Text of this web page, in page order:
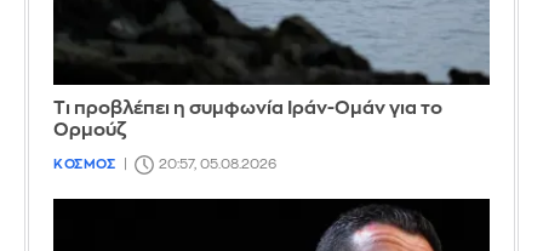
Τι προβλέπει η συμφωνία Ιράν-Ομάν για το
Ορμούζ
ΚΟΣΜΟΣ 20:57, 05.08.2026